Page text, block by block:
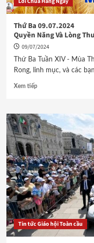
Thứ Ba 09.07.2024
Quyền Năng Và Lòng
09/07/2024
Thứ Ba Tuần XIV - Mùa
Rong, linh mục, và các
Xem tiếp
Tin tức Giáo hội Toàn cầu